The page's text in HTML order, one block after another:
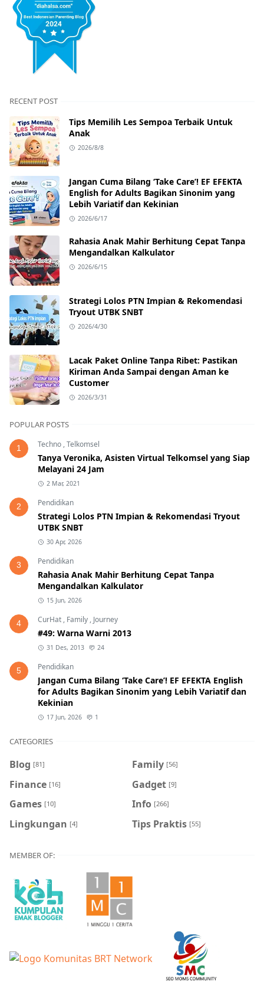
RECENT POST
Tips Memilih Les Sempoa Terbaik Untuk
Anak
2026/8/8
Jangan Cuma Bilang ‘Take Care’! EF EFEKTA
English for Adults Bagikan Sinonim yang
Lebih Variatif dan Kekinian
2026/6/17
Rahasia Anak Mahir Berhitung Cepat Tanpa
Mengandalkan Kalkulator
2026/6/15
Strategi Lolos PTN Impian & Rekomendasi
Tryout UTBK SNBT
2026/4/30
Lacak Paket Online Tanpa Ribet: Pastikan
Kiriman Anda Sampai dengan Aman ke
Customer
2026/3/31
POPULAR POSTS
1 Techno ,Telkomsel
Tanya Veronika, Asisten Virtual Telkomsel yang Siap
Melayani 24 Jam
2 Mar, 2021
2 Pendidikan
Strategi Lolos PTN Impian & Rekomendasi Tryout
UTBK SNBT
30 Apr, 2026
3 Pendidikan
Rahasia Anak Mahir Berhitung Cepat Tanpa
Mengandalkan Kalkulator
15 Jun, 2026
4 CurHat , Family , Journey
#49: Warna Warni 2013
31 Des, 2013 24
5 Pendidikan
Jangan Cuma Bilang ‘Take Care’! EF EFEKTA English
for Adults Bagikan Sinonim yang Lebih Variatif dan
Kekinian
17 Jun, 2026 1
CATEGORIES
Blog [81] Family [56]
Finance [16] Gadget [9]
Games [10] Info [266]
Lingkungan [4] Tips Praktis [55]
MEMBER OF: